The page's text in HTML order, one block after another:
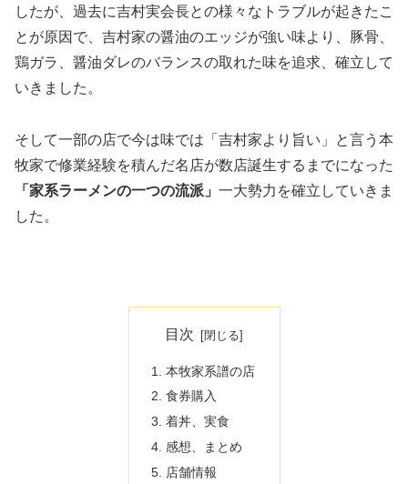
したが、過去に吉村実会長との様々なトラブルが起きたこ
とが原因で、吉村家の醤油のエッジが強い味より、豚骨、
鶏ガラ、醤油ダレのバランスの取れた味を追求、確立して
いきました。
そして一部の店で今は味では「吉村家より旨い」と言う本
牧家で修業経験を積んだ名店が数店誕生するまでになった
「家系ラーメンの一つの流派」 一大勢力を確立していきま
した。
目次
本牧家系譜の店
食券購入
着丼、実食
感想、まとめ
店舗情報